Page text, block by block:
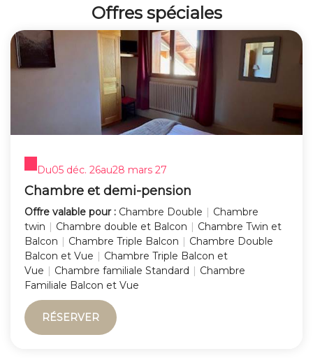
Offres spéciales
Du05 déc. 26au28 mars 27
Chambre et demi-pension
Offre valable pour : Chambre Double | Chambre
twin | Chambre double et Balcon | Chambre Twin et
Balcon | Chambre Triple Balcon | Chambre Double
Balcon et Vue | Chambre Triple Balcon et
Vue | Chambre familiale Standard | Chambre
Familiale Balcon et Vue
RÉSERVER